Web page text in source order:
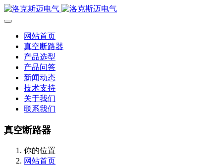
网站首页
真空断路器
产品选型
产品问答
新闻动态
技术支持
关于我们
联系我们
真空断路器
你的位置
网站首页